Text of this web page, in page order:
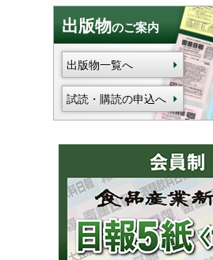
出版物のご案内
出版物一覧へ
試読・購読の申込へ